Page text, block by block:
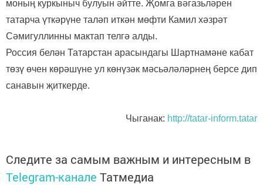
моның куркыныч булуын әйтте. Җомга вәгазьләрен
татарча үткәрүне таләп иткән мөфти Камил хәзрәт
Сәмигуллинны мактап телгә алды.
Россия белән Татарстан арасындагы Шартнамәне кабат
төзү өчен көрәшүне ул көнүзәк мәсьәләләрнең берсе дип
санавын җиткерде.
Чыганак: http://tatar-inform.tatar
Следите за самым важным и интересным в
Telegram-канале Татмедиа